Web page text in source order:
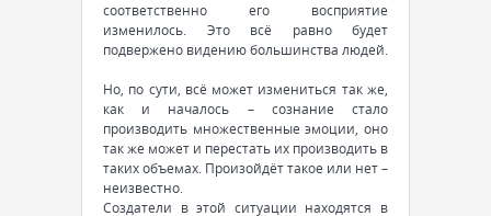
соответственно его восприятие
изменилось. Это всё равно будет
подвержено видению большинства людей.
Но, по сути, всё может измениться так же,
как и началось – сознание стало
производить множественные эмоции, оно
так же может и перестать их производить в
таких объемах. Произойдёт такое или нет –
неизвестно.
Создатели в этой ситуации находятся в